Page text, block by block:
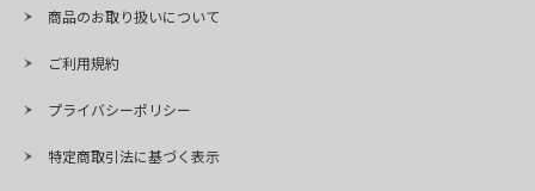
商品のお取り扱いについて
ご利用規約
プライバシーポリシー
特定商取引法に基づく表示